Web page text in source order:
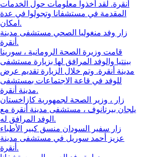
أنقرة. لقد أخذوا معلومات حول الخدمات
المقدمة في مستشفانا وتجولوا في عدة
امكان.
زار وفد منغوليا الصحي مستشفى مدينة
أنقرة.
قامت وزيرة الصحة الرومانية ، سورينا
بينتيا والوفد المرافق لها بزيارة مستشفى
مدينة أنقرة. وتم خلال الزيارة تقديم عرض
للوفد في قاعة الاجتماعات بمستشفى
مدينة أنقرة.
زار ، وزير الصحة لجمهورية كازاخستان
يلجان بيرتانوف ، مستشفى مدينة أنقرة مع
الوفد المرافق له.
زار سفير السودان منسق كبير الأطباء
عزيز أحمد سوريل في مستشفى مدينة
أنقرة.